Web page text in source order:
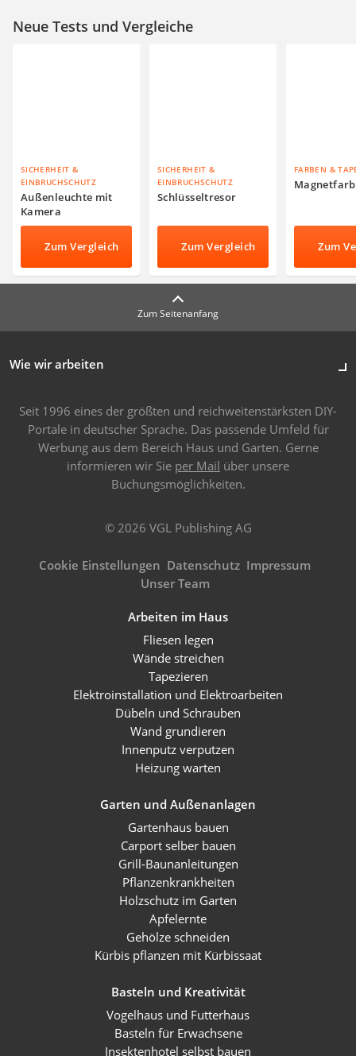
Neue Tests und Vergleiche
SICHERHEIT &
EINBRUCHSCHUTZ
Außenleuchte mit
Kamera
Zum Vergleich
SICHERHEIT &
EINBRUCHSCHUTZ
Schlüsseltresor
Zum Vergleich
FARBEN &
Zum
Zum Seitenanfang
Wie wir arbeiten
Seit 1996 eines der größten und reichweitenstärksten DIY-
Portale in deutscher Sprache. Das passende Umfeld für
Werbung aus dem Bereich Haus und Garten. Gerne
informieren wir Sie per Mail über unsere
Buchungsmöglichkeiten.
© 2026 VGL Publishing AG
Cookie Einstellungen Datenschutz Impressum
Unser Team
Arbeiten im Haus
Fliesen legen
Wände streichen
Tapezieren
Elektroinstallation und Elektroarbeiten
Dübeln und Schrauben
Wand grundieren
Innenputz verputzen
Heizung warten
Garten und Außenanlagen
Gartenhaus bauen
Carport selber bauen
Grill-Baunanleitungen
Pflanzenkrankheiten
Holzschutz im Garten
Apfelernte
Gehölze schneiden
Kürbis pflanzen mit Kürbissaat
Basteln und Kreativität
Vogelhaus und Futterhaus
Basteln für Erwachsene
Insektenhotel selbst bauen